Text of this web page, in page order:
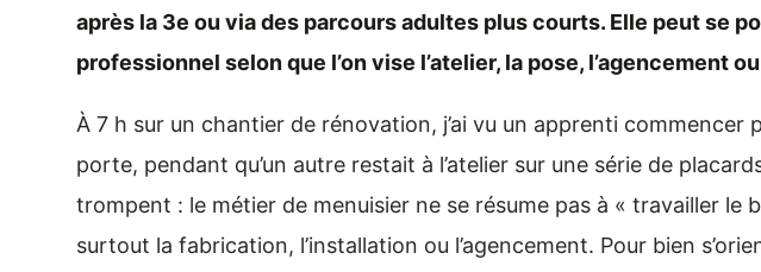
après la 3e ou via des parcours adultes plus courts. Elle peut se
professionnel selon que l’on vise l’atelier, la pose, l’agencement
À 7 h sur un chantier de rénovation, j’ai vu un apprenti
porte, pendant qu’un autre restait à l’atelier sur une série de
trompent : le métier de menuisier ne se résume pas à « travailler le
surtout la fabrication, l’installation ou l’agencement. Pour bien